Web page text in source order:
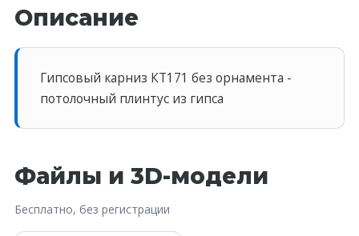
Описание
Гипсовый карниз КT171 без орнамента -
потолочный плинтус из гипса
Файлы и 3D-модели
Бесплатно, без регистрации